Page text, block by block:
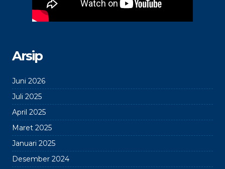
Arsip
Juni 2026
Juli 2025
April 2025
Maret 2025
Januari 2025
Desember 2024